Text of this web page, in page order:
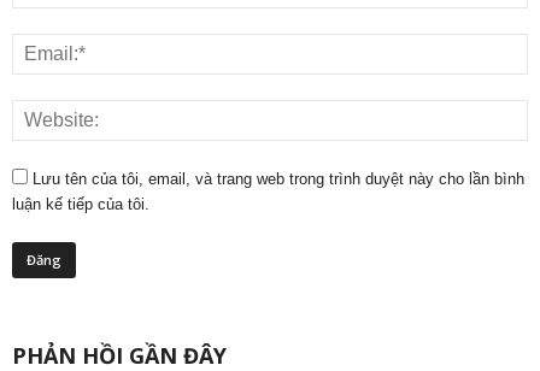
Lưu tên của tôi, email, và trang web trong trình duyệt này cho lần bình
luận kế tiếp của tôi.
PHẢN HỒI GẦN ĐÂY